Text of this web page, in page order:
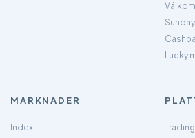
Lucky
MARKNADER
Index